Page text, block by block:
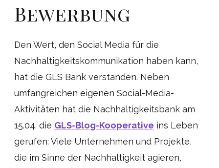
Bewerbung
Den Wert, den Social Media für die
Nachhaltigkeitskommunikation haben kann,
hat die GLS Bank verstanden. Neben
umfangreichen eigenen Social-Media-
Aktivitäten hat die Nachhaltigkeitsbank am
15.04. die GLS-Blog-Kooperative ins Leben
gerufen: Viele Unternehmen und Projekte,
die im Sinne der Nachhaltigkeit agieren,